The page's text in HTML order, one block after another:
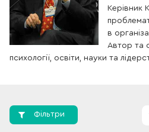
Керівник
в
Автор та
психології, освіти, науки та
Фільтри